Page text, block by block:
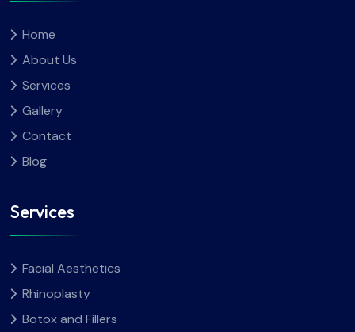
Home
About Us
Services
Gallery
Contact
Blog
Services
Facial Aesthetics
Rhinoplasty
Botox and Fillers